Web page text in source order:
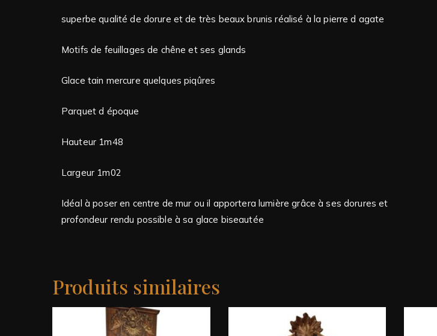
superbe qualité de dorure et de très beaux brunis réalisé à la pierre d agate
Motifs de feuillages de chêne et ses glands
Glace tain mercure quelques piqûres
Parquet d époque
Hauteur 1m48
Largeur 1m02
Idéal à poser en centre de mur ou il apportera lumière grâce à ses dorures et
profondeur rendu possible à sa glace biseautée
Produits similaires